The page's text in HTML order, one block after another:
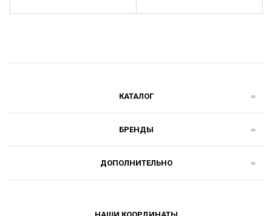
КАТАЛОГ
БРЕНДЫ
ДОПОЛНИТЕЛЬНО